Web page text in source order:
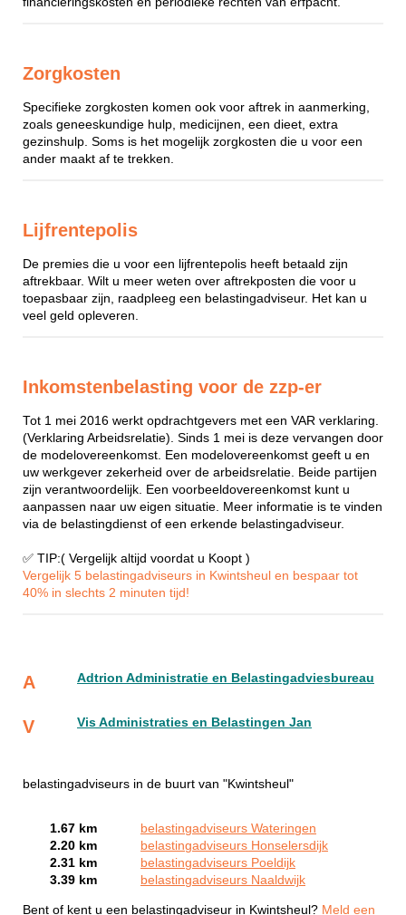
Zorgkosten
Specifieke zorgkosten komen ook voor aftrek in aanmerking,
zoals geneeskundige hulp, medicijnen, een dieet, extra
gezinshulp. Soms is het mogelijk zorgkosten die u voor een
ander maakt af te trekken.
Lijfrentepolis
De premies die u voor een lijfrentepolis heeft betaald zijn
aftrekbaar. Wilt u meer weten over aftrekposten die voor u
toepasbaar zijn, raadpleeg een belastingadviseur. Het kan u
veel geld opleveren.
Inkomstenbelasting voor de zzp-er
Tot 1 mei 2016 werkt opdrachtgevers met een VAR verklaring.
(Verklaring Arbeidsrelatie). Sinds 1 mei is deze vervangen door
de modelovereenkomst. Een modelovereenkomst geeft u en
uw werkgever zekerheid over de arbeidsrelatie. Beide partijen
zijn verantwoordelijk. Een voorbeeldovereenkomst kunt u
aanpassen naar uw eigen situatie. Meer informatie is te vinden
via de belastingdienst of een erkende belastingadviseur.
✅ TIP:( Vergelijk altijd voordat u Koopt )
Vergelijk 5 belastingadviseurs in Kwintsheul en bespaar tot
40% in slechts 2 minuten tijd!
A Adtrion Administratie en Belastingadviesbureau
V Vis Administraties en Belastingen Jan
belastingadviseurs in de buurt van "Kwintsheul"
1.67 km
belastingadviseurs Wateringen
2.20 km
belastingadviseurs Honselersdijk
2.31 km
belastingadviseurs Poeldijk
3.39 km
belastingadviseurs Naaldwijk
Bent of kent u een belastingadviseur in Kwintsheul? Meld een